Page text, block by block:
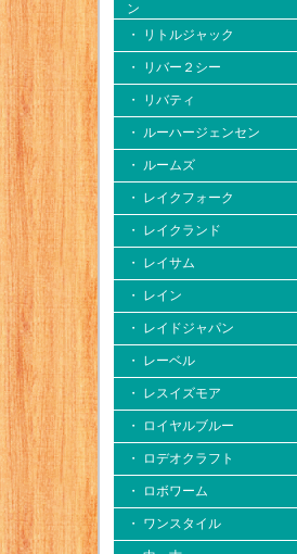
ン
・ リトルジャック
・ リバー２シー
・ リバティ
・ ルーハージェンセン
・ ルームズ
・ レイクフォーク
・ レイクランド
・ レイサム
・ レイン
・ レイドジャパン
・ レーベル
・ レスイズモア
・ ロイヤルブルー
・ ロデオクラフト
・ ロボワーム
・ ワンスタイル